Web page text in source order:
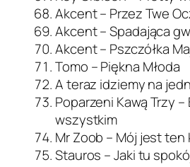
Akcent – Przez Twe
Akcent – Spadająca
Akcent – Pszczółka
Tomo – Piękna Młoda
A teraz idziemy na
Poparzeni Kawą Trzy –
wszystkim
Mr Zoob – Mój jest ten
Stauros – Jaki tu